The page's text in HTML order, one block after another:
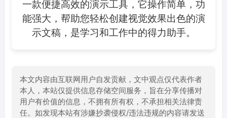
一款便捷高效的演示工具，它操作简单，功
能强大，帮助您轻松创建视觉效果出色的演
示文稿，是学习和工作中的得力助手。
本文内容由互联网用户自发贡献，文中观点仅代表作者
本人，本站仅提供信息存储空间服务，旨在分享传播对
用户有价值的信息，不拥有所有权，不承担相关法律责
任。如发现本站有涉嫌抄袭侵权/违法违规的内容请发送